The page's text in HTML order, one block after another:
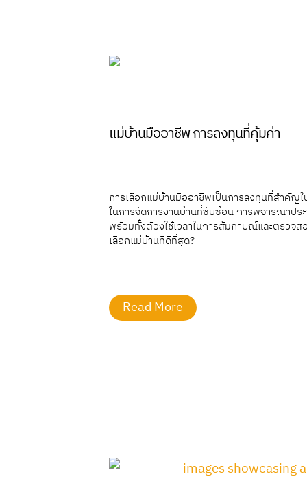
แม่บ้านมืออาชีพ การลงทุนที่คุ้มค่า
การเลือกแม่บ้านมืออาชีพเป็นการลงทุนที่สำคัญ
ในการจัดการงานบ้านที่ซับซ้อน การพิจารณาปร
พร้อมทั้งต้องใช้เวลาในการสัมภาษณ์และตรวจส
เลือกแม่บ้านที่ดีที่สุด?
Read More